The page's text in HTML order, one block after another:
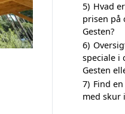
5) Hvad
prisen på
Gesten?
6)
speciale i
Gesten
7) Find
med skur